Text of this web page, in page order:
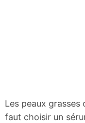
Les peaux grasses
faut choisir un